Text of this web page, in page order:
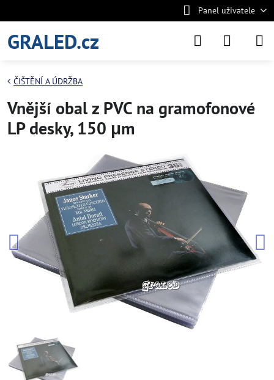
Panel uživatele
GRALED.cz
ČIŠTĚNÍ A ÚDRŽBA
Vnější obal z PVC na gramofonové
LP desky, 150 μm